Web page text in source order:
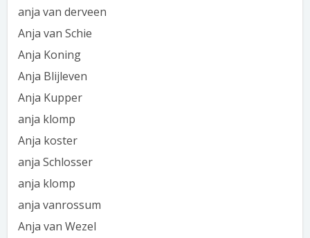
anja van derveen
Anja van Schie
Anja Koning
Anja Blijleven
Anja Kupper
anja klomp
Anja koster
anja Schlosser
anja klomp
anja vanrossum
Anja van Wezel